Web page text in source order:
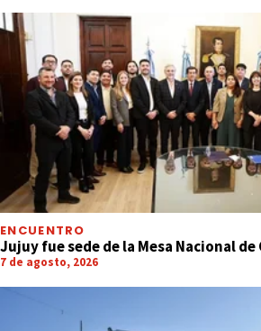
ENCUENTRO
Jujuy fue sede de la Mesa Nacional de
7 de agosto, 2026